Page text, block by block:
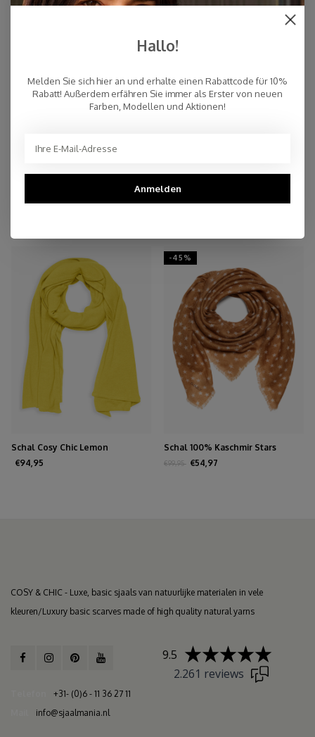
Handwäsche
an einer Post NL-Filiale möglich (NL)
Persönlicher Kundenservice
Schal Cosy Chic Lemon
€94,95
-45%
Schal 100% Kaschmir Stars
Biscuit
€99,95 €54,97
COSY & CHIC - Luxe, basic sjaals van natuurlijke materialen in vele
kleuren/Luxury basic scarves made of high quality natural yarns
+31- (0)6 - 11 36 27 11
info@sjaalmania.nl
9.5
2.261 reviews
Hallo!
Melden Sie sich hier an und erhalte einen Rabattcode für 10%
Rabatt! Außerdem erfähren Sie immer als Erster von neuen
Farben, Modellen und Aktionen!
Anmelden